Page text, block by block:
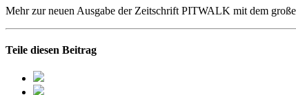
Mehr zur neuen Ausgabe der Zeitschrift PITWALK mit dem
Teile diesen Beitrag